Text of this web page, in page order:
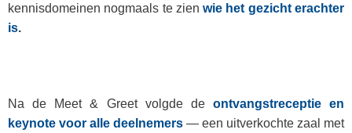
kennisdomeinen nogmaals te zien wie het gezicht erachter
is.
Na de Meet & Greet volgde de ontvangstreceptie en
keynote voor alle deelnemers — een uitverkochte zaal met